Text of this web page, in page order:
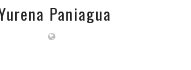
Paniagua